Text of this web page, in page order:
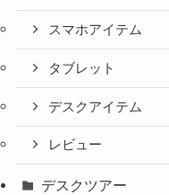
スマホアイテム
タブレット
デスクアイテム
レビュー
デスクツアー